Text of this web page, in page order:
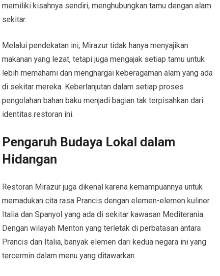
memiliki kisahnya sendiri, menghubungkan tamu dengan alam
sekitar.
Melalui pendekatan ini, Mirazur tidak hanya menyajikan
makanan yang lezat, tetapi juga mengajak setiap tamu untuk
lebih memahami dan menghargai keberagaman alam yang ada
di sekitar mereka. Keberlanjutan dalam setiap proses
pengolahan bahan baku menjadi bagian tak terpisahkan dari
identitas restoran ini.
Pengaruh Budaya Lokal dalam
Hidangan
Restoran Mirazur juga dikenal karena kemampuannya untuk
memadukan cita rasa Prancis dengan elemen-elemen kuliner
Italia dan Spanyol yang ada di sekitar kawasan Mediterania.
Dengan wilayah Menton yang terletak di perbatasan antara
Prancis dan Italia, banyak elemen dari kedua negara ini yang
tercermin dalam menu yang ditawarkan.